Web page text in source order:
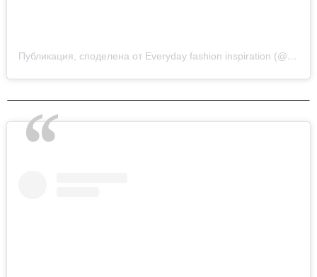
Публикация, споделена от Everyday fashion inspiration (@new.fashion.academy)